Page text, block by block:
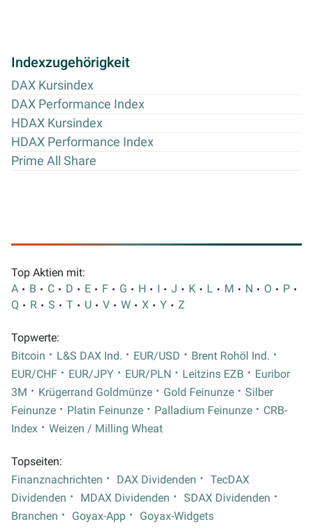
Indexzugehörigkeit
DAX Kursindex
DAX Performance Index
HDAX Kursindex
HDAX Performance Index
Prime All Share
Top Aktien mit:
A
B C D E F G H I J K L M N O
P
Q
R S T U V W X Y Z
Topwerte:
Bitcoin
L&S DAX Ind. EUR/USD
Brent Rohöl Ind.
EUR/CHF
EUR/JPY EUR/PLN Leitzins EZB
Euribor
3M
Krügerrand Goldmünze Gold Feinunze
Silber
Feinunze
Platin Feinunze Palladium Feinunze
CRB-
Index
Weizen / Milling Wheat
Topseiten:
Finanznachrichten
DAX Dividenden
TecDAX
Dividenden
MDAX Dividenden
SDAX Dividenden
Branchen
Goyax-App Goyax-Widgets